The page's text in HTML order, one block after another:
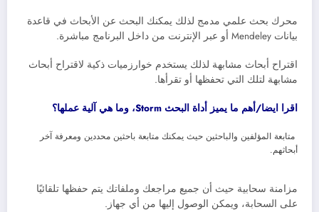
محرك بحث علمي مدمج لذلك يمكنك البحث عن الأبحاث في قاعدة
بيانات Mendeley أو عبر الإنترنت من داخل البرنامج مباشرة.
اقتراح أبحاث مشابهة لذلك يستخدم خوارزميات ذكية لاقتراح أبحاث
مشابهة لتلك التي تحفظها أو تقرأها.
اقرا ايضا/أهم ما يميز أداة البحث Storm، وما هي آلية عملها؟
متابعة المؤلفين والباحثين حيث يمكنك متابعة باحثين محددين ومعرفة آخر
أبحاثهم.
مزامنة سحابية حيث أن جميع مراجعك وملفاتك يتم حفظها تلقائيًا
على السحابة، ويمكن الوصول إليها من أي جهاز.